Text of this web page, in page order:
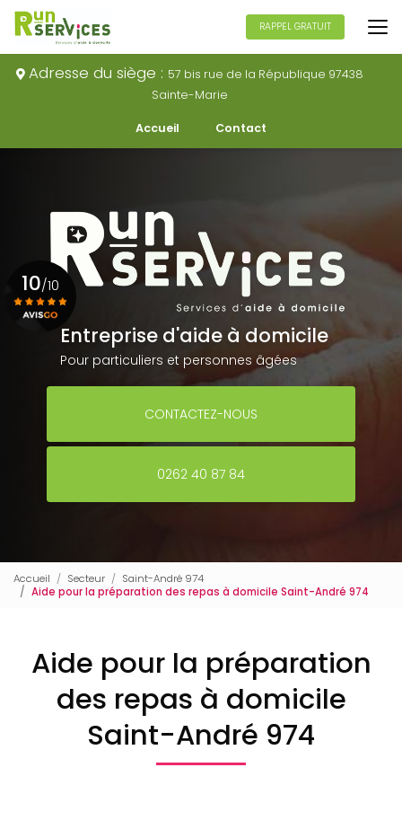
Aller
au
principal
Adresse du siège : 57 bis rue de la République 97438
Sainte-Marie
Accueil Contact
RAPPEL GRATUIT
Entreprise d'aide à domicile
Pour particuliers et personnes âgées
CONTACTEZ-NOUS
0262 40 87 84
10/10
Voir le certificat
Accueil Secteur
Saint-André 974
Aide pour la préparation des repas à domicile Saint-André 974
Aide pour la préparation
des repas à domicile
Saint-André 974